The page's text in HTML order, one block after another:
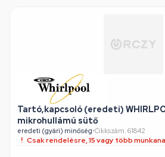
Tartó,kapcsoló (eredeti)
mikrohullámú sütő
eredeti (gyári) minőség•Cikkszám: 61842
Csak rendelésre, 15 vagy több